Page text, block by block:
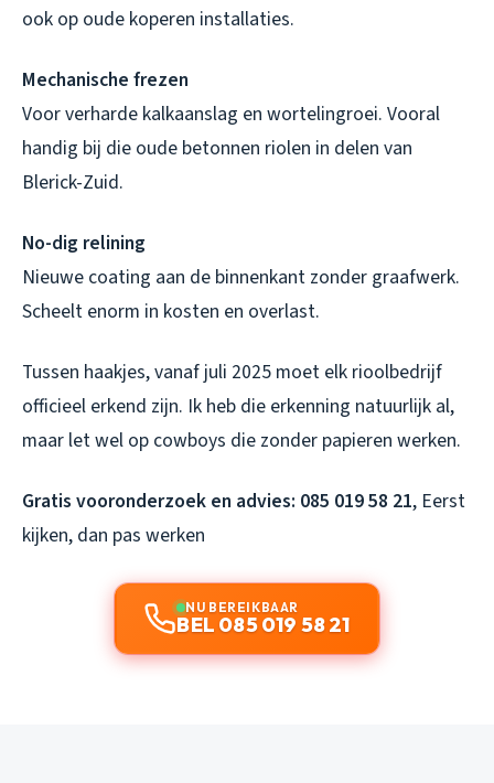
ook op oude koperen installaties.
Mechanische frezen
Voor verharde kalkaanslag en wortelingroei. Vooral
handig bij die oude betonnen riolen in delen van
Blerick-Zuid.
No-dig relining
Nieuwe coating aan de binnenkant zonder graafwerk.
Scheelt enorm in kosten en overlast.
Tussen haakjes, vanaf juli 2025 moet elk rioolbedrijf
officieel erkend zijn. Ik heb die erkenning natuurlijk al,
maar let wel op cowboys die zonder papieren werken.
Gratis vooronderzoek en advies: 085 019 58 21, Eerst
kijken, dan pas werken
NU BEREIKBAAR
BEL 085 019 58 21